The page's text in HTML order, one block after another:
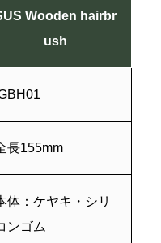
Wooden hairbr
ush
⻑155mm
体：ケヤキ・シリ
ンゴム